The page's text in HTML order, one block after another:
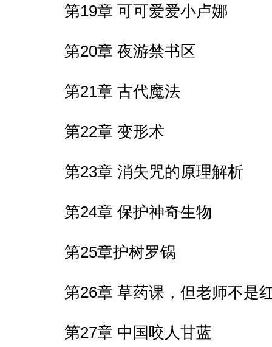
第19章 可可爱爱小卢娜
第20章 夜游禁书区
第21章 古代魔法
第22章 变形术
第23章 消失咒的原理解析
第24章 保护神奇生物
第25章护树罗锅
第26章 草药课，但老师不是
第27章 中国咬人甘蓝